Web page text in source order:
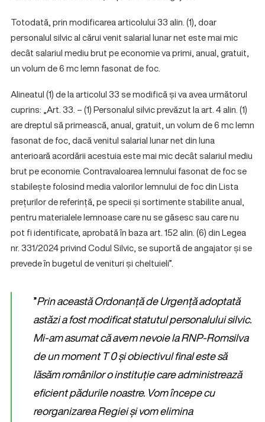
Totodată, prin modificarea articolului 33 alin. (1), doar
personalul silvic al cărui venit salarial lunar net este mai mic
decât salariul mediu brut pe economie va primi, anual, gratuit,
un volum de 6 mc lemn fasonat de foc.
Alineatul (1) de la articolul 33 se modifică și va avea următorul
cuprins: „Art. 33. – (1) Personalul silvic prevăzut la art. 4 alin. (1)
are dreptul să primească, anual, gratuit, un volum de 6 mc lemn
fasonat de foc, dacă venitul salarial lunar net din luna
anterioară acordării acestuia este mai mic decât salariul mediu
brut pe economie. Contravaloarea lemnului fasonat de foc se
stabilește folosind media valorilor lemnului de foc din Lista
prețurilor de referință, pe specii și sortimente stabilite anual,
pentru materialele lemnoase care nu se găsesc sau care nu
pot fi identificate, aprobată în baza art. 152 alin. (6) din Legea
nr. 331/2024 privind Codul Silvic, se suportă de angajator și se
prevede în bugetul de venituri și cheltuieli”.
”Prin această Ordonanță de Urgență adoptată
astăzi a fost modificat statutul personalului silvic.
Mi-am asumat că avem nevoie la RNP-Romsilva
de un moment T 0 și obiectivul final este să
lăsăm românilor o instituție care administrează
eficient pădurile noastre. Vom începe cu
reorganizarea Regiei și vom elimina